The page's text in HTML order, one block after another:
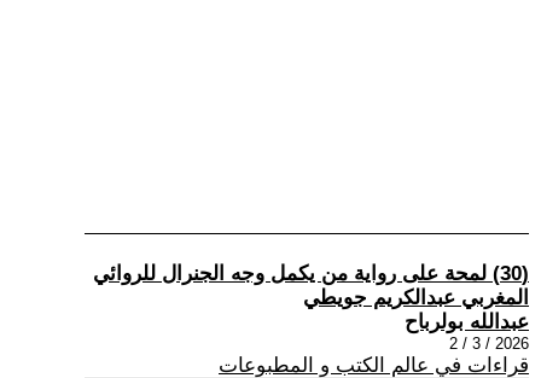
(30) لمحة على رواية من يكمل وجه الجنرال للروائي
المغربي عبدالكريم جويطي
عبدالله بولرباح
2026 / 3 / 2
قراءات في عالم الكتب و المطبوعات